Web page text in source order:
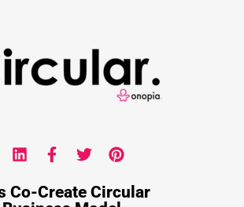
Co-Create Circular